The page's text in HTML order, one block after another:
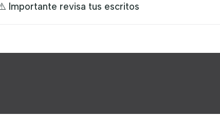
Importante revisa tus escritos